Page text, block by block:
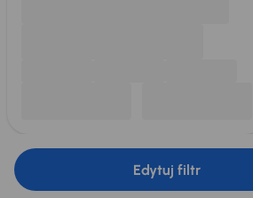
Edytuj filtr